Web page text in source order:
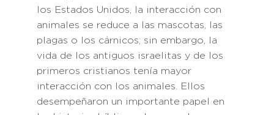
los Estados Unidos, la interacción con
animales se reduce a las mascotas, las
plagas o los cárnicos; sin embargo, la
vida de los antiguos israelitas y de los
primeros cristianos tenía mayor
interacción con los animales. Ellos
desempeñaron un importante papel en